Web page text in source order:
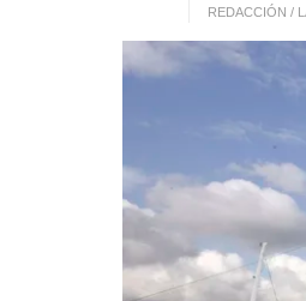
REDACCIÓN /